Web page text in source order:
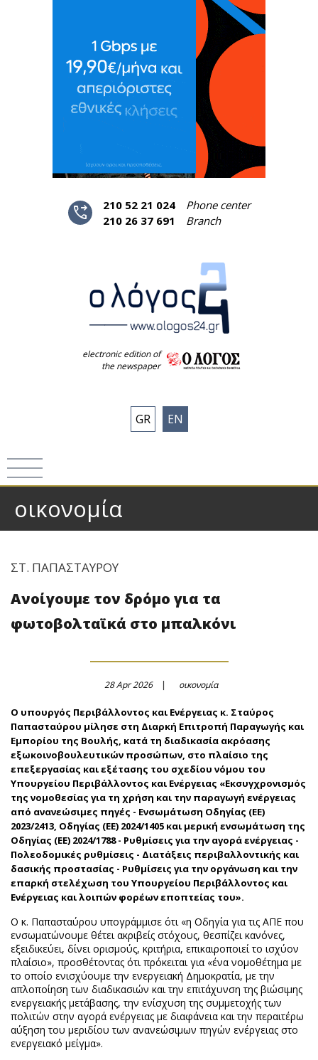
phone_forwarded 210 52 21 024
Phone center
210 26 37 691
Branch
electronic edition of
the newspaper
GR EN
οικονομία
ΣΤ. ΠΑΠΑΣΤΑΥΡΟΥ
Ανοίγουμε τον δρόμο για τα
φωτοβολταϊκά στο μπαλκόνι
28 Apr 2026 οικονομία
Ο υπουργός Περιβάλλοντος και Ενέργειας κ. Σταύρος
Παπασταύρου μίλησε στη Διαρκή Επιτροπή Παραγωγής και
Εμπορίου της Βουλής, κατά τη διαδικασία ακρόασης
εξωκοινοβουλευτικών προσώπων, στο πλαίσιο της
επεξεργασίας και εξέτασης του σχεδίου νόμου του
Υπουργείου Περιβάλλοντος και Ενέργειας «Εκσυγχρονισμός
της νομοθεσίας για τη χρήση και την παραγωγή ενέργειας
από ανανεώσιμες πηγές - Ενσωμάτωση Οδηγίας (ΕΕ)
2023/2413, Οδηγίας (ΕΕ) 2024/1405 και μερική ενσωμάτωση της
Οδηγίας (ΕΕ) 2024/1788 - Ρυθμίσεις για την αγορά ενέργειας -
Πολεοδομικές ρυθμίσεις - Διατάξεις περιβαλλοντικής και
δασικής προστασίας - Ρυθμίσεις για την οργάνωση και την
επαρκή στελέχωση του Υπουργείου Περιβάλλοντος και
Ενέργειας και λοιπών φορέων εποπτείας του».
Ο κ. Παπασταύρου υπογράμμισε ότι «η Οδηγία για τις ΑΠΕ που
ενσωματώνουμε θέτει ακριβείς στόχους, θεσπίζει κανόνες,
εξειδικεύει, δίνει ορισμούς, κριτήρια, επικαιροποιεί το ισχύον
πλαίσιο», προσθέτοντας ότι πρόκειται για «ένα νομοθέτημα με
το οποίο ενισχύουμε την ενεργειακή Δημοκρατία, με την
απλοποίηση των διαδικασιών και την επιτάχυνση της βιώσιμης
ενεργειακής μετάβασης, την ενίσχυση της συμμετοχής των
πολιτών στην αγορά ενέργειας με διαφάνεια και την περαιτέρω
αύξηση του μεριδίου των ανανεώσιμων πηγών ενέργειας στο
ενεργειακό μείγμα».